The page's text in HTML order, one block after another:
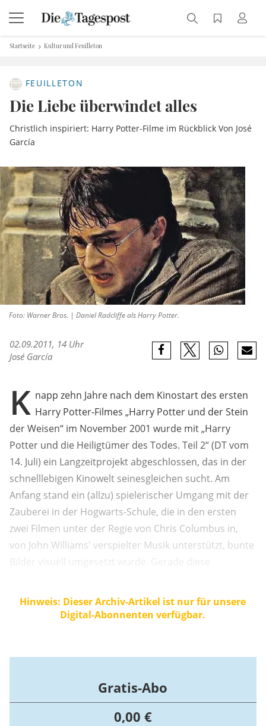
Startseite Kultur und Feuilleton
FEUILLETON
Die Liebe überwindet alles
Christlich inspiriert: Harry Potter-Filme im Rückblick Von José
García
Foto: Warner Bros. | Daniel Radcliffe als Harry Potter.
02.09.2011, 14 Uhr
José García
K napp zehn Jahre nach dem Kinostart des ersten
Harry Potter-Filmes „Harry Potter und der Stein
der Weisen“ im November 2001 wurde mit „Harry
Potter und die Heiligtümer des Todes. Teil 2“ (DT vom
14. Juli) ein Langzeitprojekt abgeschlossen, das in der
schnelllebigen Kinowelt seinesgleichen sucht. Am
Anfang stand ein (allzu) spielerischer Umgang mit der
Zauberei in der Hogwarts-Schule, die in den ersten
zwei Filmen unter der Regie von Chris Columbus in,
von John Williams' verspielter Musik unterstützt, bunte
Bilder visuell umgesetzt wurde. Gerade diese
in gewissen katholischen Kreisen Anlass zu der Sorge,
Harry Potter verführe spielerisch zur Magie und ...
Hinweis: Dieser Archiv-Artikel ist nur für unsere
Digital-Abonnenten verfügbar.
Gratis-Abo
0,00 €